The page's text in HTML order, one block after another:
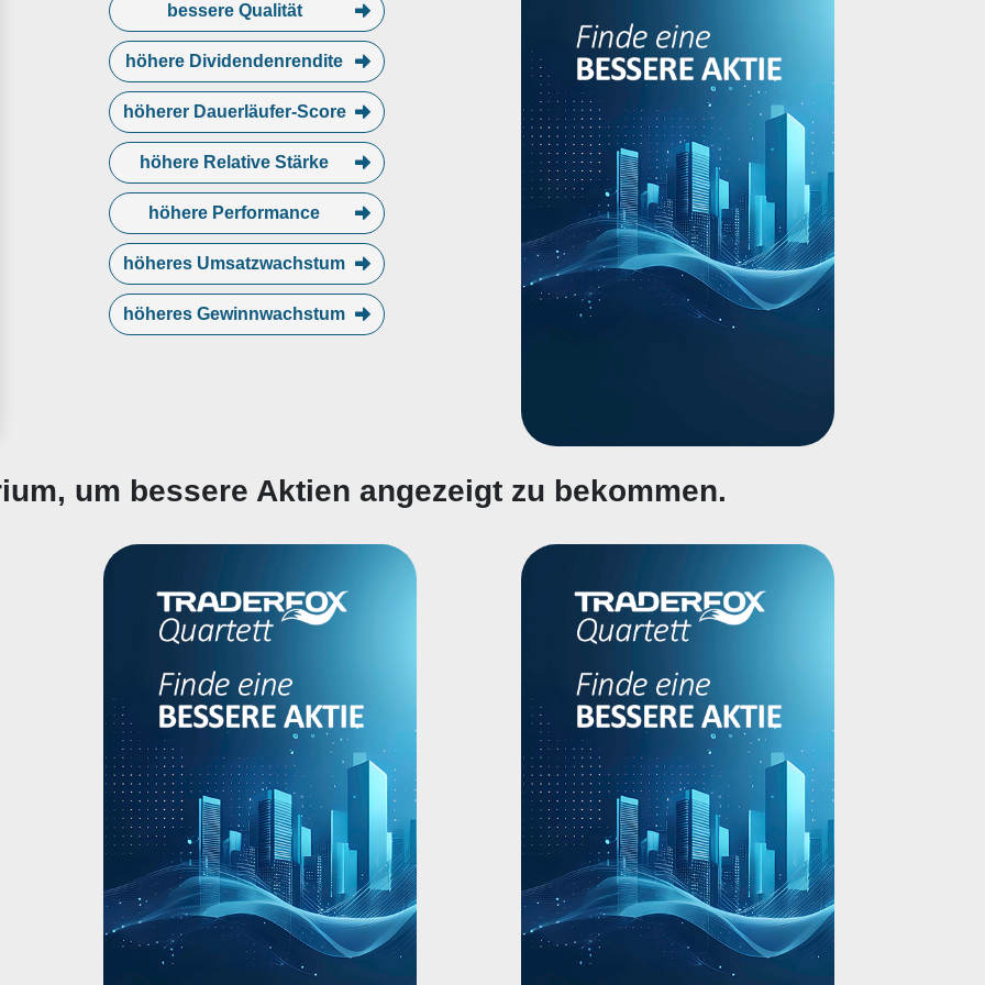
bessere Qualität
höhere Dividendenrendite
höherer Dauerläufer-Score
höhere Relative Stärke
höhere Performance
höheres Umsatzwachstum
höheres Gewinnwachstum
um bessere Aktien angezeigt zu bekommen.